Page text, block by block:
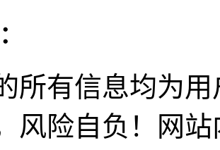
所有信息均为
风险自负！网